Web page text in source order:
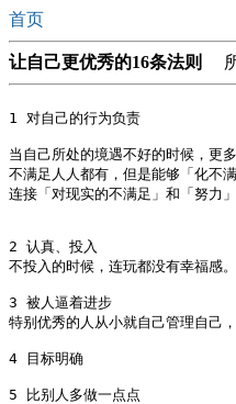
首页
让自己更优秀的16条法则 所
1 对自己的行为负责
当自己所处的境遇不好的时候，更
不满足人人都有，但是能够「化不
连接「对现实的不满足」和「努力
2 认真、投入
不投入的时候，连玩都没有幸福感。
3 被人逼着进步
特别优秀的人从小就自己管理自己
4 目标明确
5 比别人多做一点点